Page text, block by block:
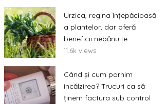
Urzica, regina înțepăcioasă
a plantelor, dar oferă
beneficii nebănuite
11.6k views
Când și cum pornim
încălzirea? Trucuri ca să
ținem factura sub control